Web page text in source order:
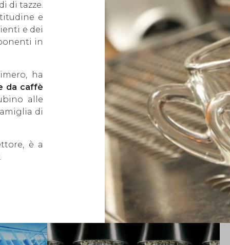
di tazze.
e
e dei
in
ha
da caffè
alle
di
è a